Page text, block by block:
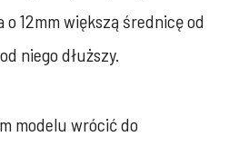
o 12mm większą średnicę od
niego dłuższy.
modelu wrócić do